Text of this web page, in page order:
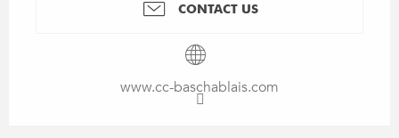
CONTACT US
www.cc-baschablais.com